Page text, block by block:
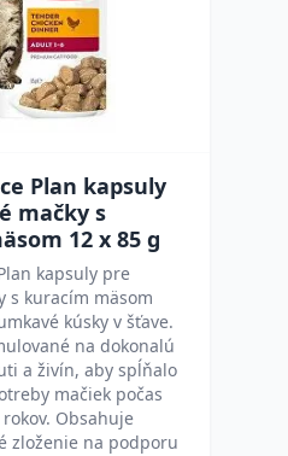
Plan kapsuly
mačky s
12 x 85 g
kapsuly pre
s kuracím mäsom
kúsky v šťave.
na dokonalú
a živín, aby spĺňalo
mačiek počas
Obsahuje
zloženie na podporu